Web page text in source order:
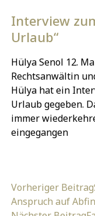
Interview
Urlaub“
Hülya Senol 12.
Rechtsanwältin
Hülya hat ein
Urlaub gegeben.
immer
eingegangen
Vorheriger Beitrag
Anspruch auf